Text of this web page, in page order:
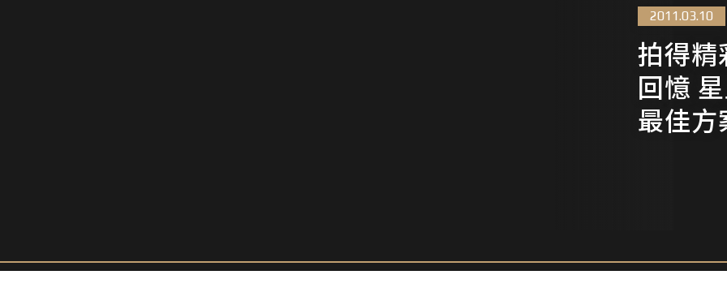
2011.03.10
拍得精
回憶
最佳方